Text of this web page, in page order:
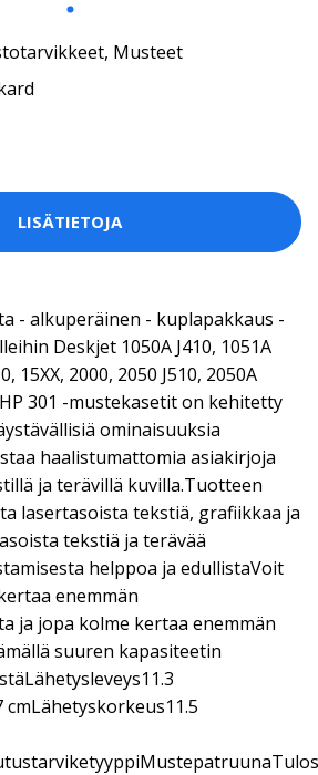
, Musteet
LISÄTIETOJA
- alkuperäinen - kuplapakkaus -
Deskjet 1050A J410, 1051A
15XX, 2000, 2050 J510, 2050A
301 -mustekasetit on kehitetty
ominaisuuksia
haalistumattomia asiakirjoja
ja terävillä kuvilla.Tuotteen
lasertasoista tekstiä, grafiikkaa ja
tekstiä ja terävää
helppoa ja edullistaVoit
enemmän
ja jopa kolme kertaa enemmän
suuren kapasiteetin
cmLähetyskorkeus11.5